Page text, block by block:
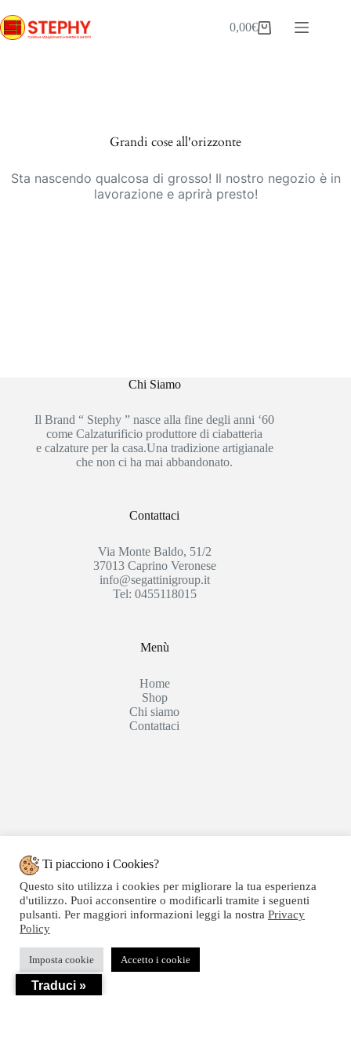
al
contenuto
Carrello
0,00€
Grandi cose all'orizzonte
Sta nascendo qualcosa di grosso! Il nostro negozio è in
lavorazione e aprirà presto!
Chi Siamo
Il Brand “ Stephy ” nasce alla fine degli anni ‘60
come Calzaturificio produttore di ciabatteria
e calzature per la casa.Una tradizione artigianale
che non ci ha mai abbandonato.
Contattaci
Via Monte Baldo, 51/2
37013 Caprino Veronese
info@segattinigroup.it
Tel: 0455118015
Menù
Home
Shop
Chi siamo
Contattaci
Copyright © 2020 SEGATTINI GROUP SRL - Web
powered by Dylog Italia S.p.a. - P.IVA 04550820239
Privacy
Ti piacciono i Cookies?
Questo sito utilizza i cookies per migliorare la tua esperienza
d'utilizzo. Puoi acconsentire o modificarli tramite i seguenti
pulsanti. Per maggiori informazioni leggi la nostra Privacy
Policy
Imposta cookie Accetto i cookie
Traduci »